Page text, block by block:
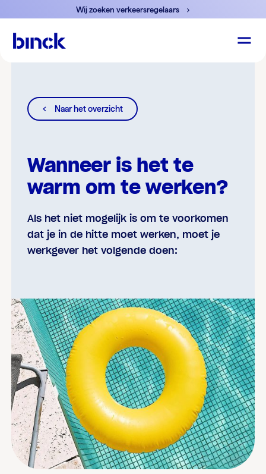
Wij zoeken verkeersregelaars
Naar het overzicht
Wanneer is het te
warm om te werken?
Als het niet mogelijk is om te voorkomen
dat je in de hitte moet werken, moet je
werkgever het volgende doen: